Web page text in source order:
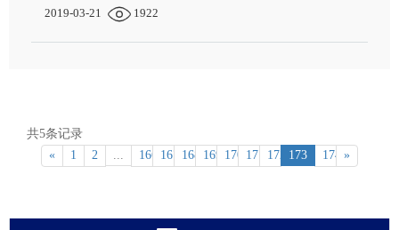
2019-03-21 1922
共5条记录
«
1 2 166 167 168 169 170 171 172 173 174 »